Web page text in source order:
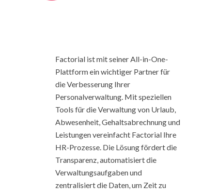
Factorial ist mit seiner All-in-One-
Plattform ein wichtiger Partner für
die Verbesserung Ihrer
Personalverwaltung. Mit speziellen
Tools für die Verwaltung von Urlaub,
Abwesenheit, Gehaltsabrechnung und
Leistungen vereinfacht Factorial Ihre
HR-Prozesse. Die Lösung fördert die
Transparenz, automatisiert die
Verwaltungsaufgaben und
zentralisiert die Daten, um Zeit zu